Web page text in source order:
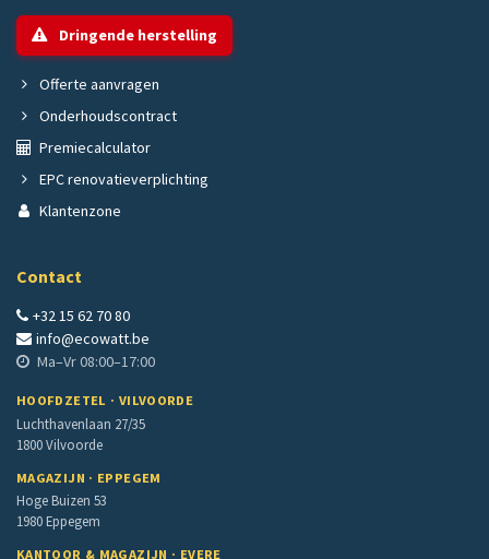
Dringende herstelling
Offerte aanvragen
Onderhoudscontract
Premiecalculator
EPC renovatieverplichting
Klantenzone
Contact
+32 15 62 70 80
info@ecowatt.be
Ma–Vr 08:00–17:00
HOOFDZETEL · VILVOORDE
Luchthavenlaan 27/35
1800 Vilvoorde
MAGAZIJN · EPPEGEM
Hoge Buizen 53
1980 Eppegem
KANTOOR & MAGAZIJN · EVERE